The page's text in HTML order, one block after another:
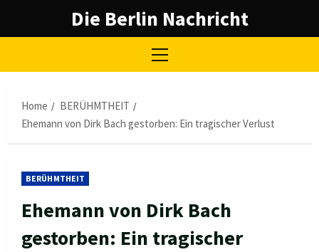
Die Berlin Nachricht
Primary
Home
BERÜHMTHEIT
Ehemann von Dirk Bach gestorben: Ein tragischer Verlust
BERÜHMTHEIT
Ehemann von Dirk Bach
gestorben: Ein tragischer